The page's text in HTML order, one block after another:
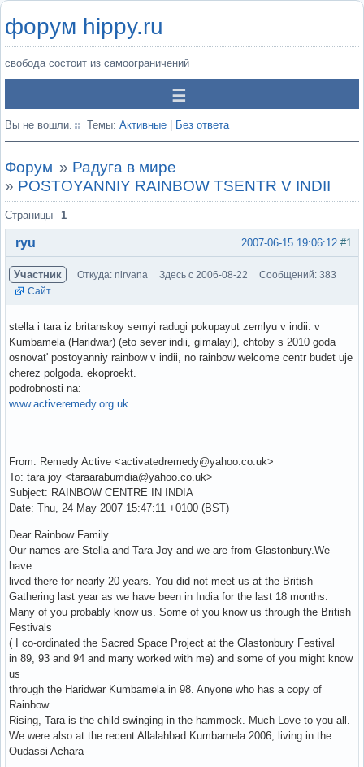
форум hippy.ru
свобода состоит из самоограничений
Вы не вошли. Темы: Активные Без ответа
Форум » Радуга в мире
» POSTOYANNIY RAINBOW TSENTR V INDII
Страницы 1
#1
2007-06-15 19:06:12
ryu
Участник Откуда: nirvana Здесь с 2006-08-22
Сообщений: 383
Сайт
stella i tara iz britanskoy semyi radugi pokupayut zemlyu v indii: v
Kumbamela (Haridwar) (eto sever indii, gimalayi), chtoby s 2010 goda
osnovat' postoyanniy rainbow v indii, no rainbow welcome centr budet uje
cherez polgoda. ekoproekt.
podrobnosti na:
www.activeremedy.org.uk
From: Remedy Active <activatedremedy@yahoo.co.uk>
To: tara joy <taraarabumdia@yahoo.co.uk>
Subject: RAINBOW CENTRE IN INDIA
Date: Thu, 24 May 2007 15:47:11 +0100 (BST)
Dear Rainbow Family
Our names are Stella and Tara Joy and we are from Glastonbury.We
have
lived there for nearly 20 years. You did not meet us at the British
Gathering last year as we have been in India for the last 18 months.
Many of you probably know us. Some of you know us through the British
Festivals
( I co-ordinated the Sacred Space Project at the Glastonbury Festival
in 89, 93 and 94 and many worked with me) and some of you might know
us
through the Haridwar Kumbamela in 98. Anyone who has a copy of
Rainbow
Rising, Tara is the child swinging in the hammock. Much Love to you all.
We were also at the recent Allalahbad Kumbamela 2006, living in the
Oudassi Achara